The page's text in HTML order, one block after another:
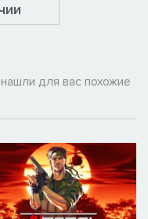
для вас похожие